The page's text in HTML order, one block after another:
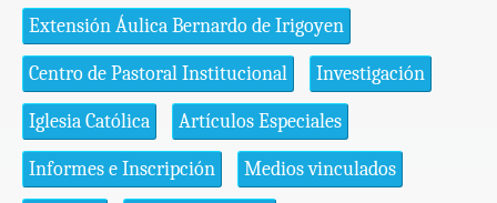
Extensión Áulica Bernardo de Irigoyen
Centro de Pastoral Institucional Investigación
Iglesia Católica Artículos Especiales
Informes e Inscripción Medios vinculados